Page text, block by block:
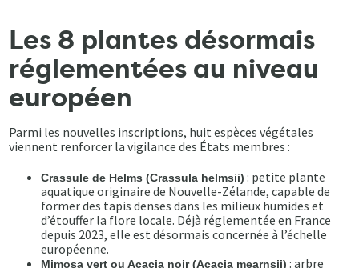
Les 8 plantes désormais
réglementées au niveau
européen
Parmi les nouvelles inscriptions, huit espèces végétales
viennent renforcer la vigilance des États membres :
Crassule de Helms (Crassula helmsii) : petite plante
aquatique originaire de Nouvelle-Zélande, capable de
former des tapis denses dans les milieux humides et
d’étouffer la flore locale. Déjà réglementée en France
depuis 2023, elle est désormais concernée à l’échelle
européenne.
Mimosa vert ou Acacia noir (Acacia mearnsii) : arbre